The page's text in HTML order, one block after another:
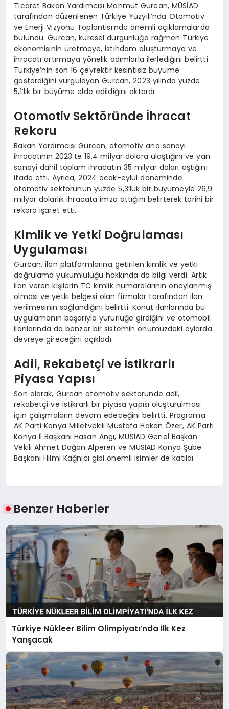
Ticaret Bakan Yardımcısı Mahmut Gürcan, MÜSİAD
tarafından düzenlenen Türkiye Yüzyılı’nda Otomotiv
ve Enerji Vizyonu Toplantısı’nda önemli açıklamalarda
bulundu. Gürcan, küresel durgunluğa rağmen Türkiye
ekonomisinin üretmeye, istihdam oluşturmaya ve
ihracatı artırmaya yönelik adımlarla ilerlediğini belirtti.
Türkiye’nin son 16 çeyrektir kesintisiz büyüme
gösterdiğini vurgulayan Gürcan, 2023 yılında yüzde
5,1’lik bir büyüme elde edildiğini aktardı.
Otomotiv Sektöründe İhracat
Rekoru
Bakan Yardımcısı Gürcan, otomotiv ana sanayi
ihracatının 2023’te 19,4 milyar dolara ulaştığını ve yan
sanayi dahil toplam ihracatın 35 milyar doları aştığını
ifade etti. Ayrıca, 2024 ocak-eylül döneminde
otomotiv sektörünün yüzde 5,3’lük bir büyümeyle 26,9
milyar dolarlık ihracata imza attığını belirterek tarihi bir
rekora işaret etti.
Kimlik ve Yetki Doğrulaması
Uygulaması
Gürcan, ilan platformlarına getirilen kimlik ve yetki
doğrulama yükümlülüğü hakkında da bilgi verdi. Artık
ilan veren kişilerin TC kimlik numaralarının onaylanmış
olması ve yetki belgesi olan firmalar tarafından ilan
verilmesinin sağlandığını belirtti. Konut ilanlarında bu
uygulamanın başarıyla yürürlüğe girdiğini ve otomobil
ilanlarında da benzer bir sistemin önümüzdeki aylarda
devreye gireceğini açıkladı.
Adil, Rekabetçi ve İstikrarlı
Piyasa Yapısı
Son olarak, Gürcan otomotiv sektöründe adil,
rekabetçi ve istikrarlı bir piyasa yapısı oluşturulması
için çalışmaların devam edeceğini belirtti. Programa
AK Parti Konya Milletvekili Mustafa Hakan Özer, AK Parti
Konya İl Başkanı Hasan Angı, MÜSİAD Genel Başkan
Vekili Ahmet Doğan Alperen ve MÜSİAD Konya Şube
Başkanı Hilmi Kağnıcı gibi önemli isimler de katıldı.
Benzer Haberler
Türkiye Nükleer Bilim Olimpiyatı’nda İlk Kez
Yarışacak